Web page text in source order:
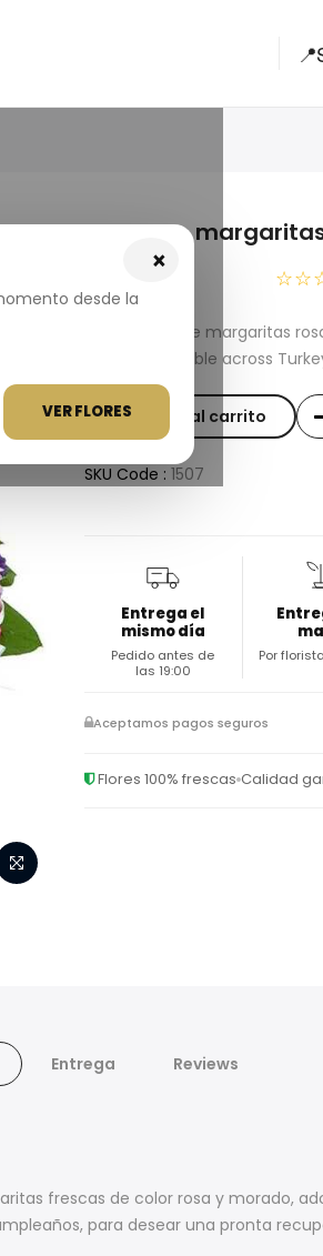
📍
×
desde la
VER FLORES
Cesta de
Fresh Cesta de margaritas
delivery available across
Añadir al carrito
SKU Code : 1507
Entrega el
mismo día
Pedido antes de
las 19:00
Por
Aceptamos pagos seguros
Flores 100% frescas Calidad
Entrega Reviews
frescas de color rosa y morado,
para desear una pronta